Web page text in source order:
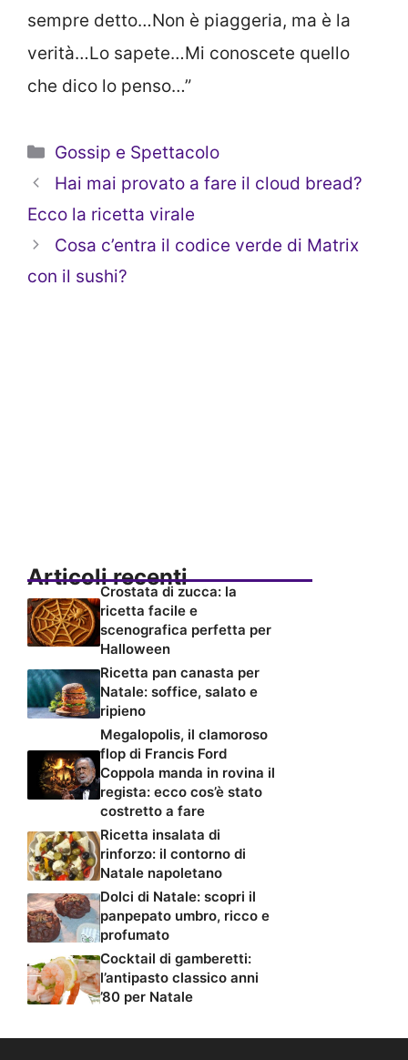
sempre detto…Non è piaggeria, ma è la
verità…Lo sapete…Mi conoscete quello
che dico lo penso…”
Categorie
Gossip e Spettacolo
Hai mai provato a fare il cloud bread?
Ecco la ricetta virale
Cosa c’entra il codice verde di Matrix
con il sushi?
Articoli recenti
Crostata di zucca: la
ricetta facile e
scenografica perfetta per
Halloween
Ricetta pan canasta per
Natale: soffice, salato e
ripieno
Megalopolis, il clamoroso
flop di Francis Ford
Coppola manda in rovina il
regista: ecco cos’è stato
costretto a fare
Ricetta insalata di
rinforzo: il contorno di
Natale napoletano
Dolci di Natale: scopri il
panpepato umbro, ricco e
profumato
Cocktail di gamberetti:
l’antipasto classico anni
’80 per Natale